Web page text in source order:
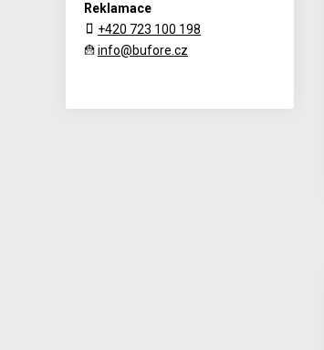
Reklamace
+420 723 100 198
info@bufore.cz